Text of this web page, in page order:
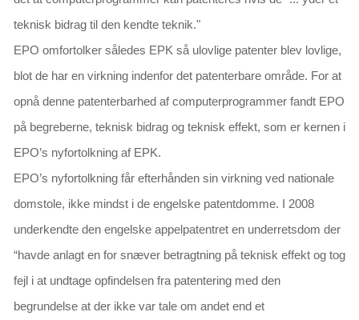
teknisk bidrag til den kendte teknik."
EPO omfortolker således EPK så ulovlige patenter blev lovlige,
blot de har en virkning indenfor det patenterbare område. For at
opnå denne patenterbarhed af computerprogrammer fandt EPO
på begreberne, teknisk bidrag og teknisk effekt, som er kernen i
EPO’s nyfortolkning af EPK.
EPO’s nyfortolkning får efterhånden sin virkning ved nationale
domstole, ikke mindst i de engelske patentdomme. I 2008
underkendte den engelske appelpatentret en underretsdom der
“havde anlagt en for snæver betragtning på teknisk effekt og tog
fejl i at undtage opfindelsen fra patentering med den
begrundelse at der ikke var tale om andet end et